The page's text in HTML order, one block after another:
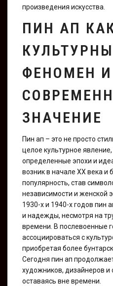
произведения искусства.
ПИН АП
ФЕНОМЕН И
ЗНАЧЕНИЕ
Пин ап – это не просто
целое культурное
определенные эпохи и
возник в начале XX века и
популярность, став
независимости и женской
1930-х и 1940-х годов пин
и надежды, несмотря на
времени. В послевоенные
ассоциироваться с
приобретая более
Сегодня пин ап
художников, дизайнеров
оставаясь вне времени.